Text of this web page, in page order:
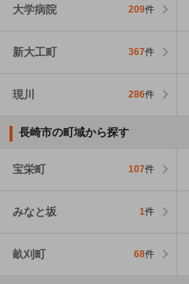
大学病院 209件
新大工町 367件
現川 286件
長崎市の町域から探す
宝栄町 107件
みなと坂 1件
畝刈町 68件